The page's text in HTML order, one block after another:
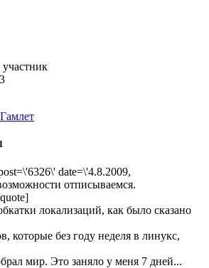
date=\'4.8.2009,
отписываемся.
локализаций, как было сказано
которые без году неделя в линукс,
мир. Это заняло у меня 7 дней...